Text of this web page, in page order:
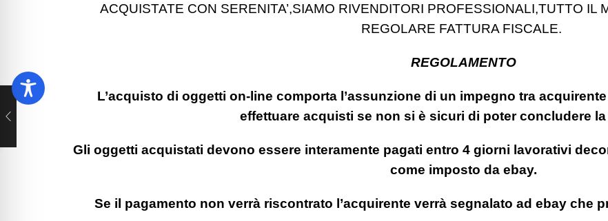
ACQUISTATE CON SERENITA’,SIAMO RIVENDITORI PROFESSIONALI,TUTTO IL
REGOLARE FATTURA FISCALE.
REGOLAMENTO
L’acquisto di oggetti on-line comporta l’assunzione di un impegno tra
effettuare acquisti se non si è sicuri di poter concludere
Gli oggetti acquistati devono essere interamente pagati entro 4 giorni lavorativi
come imposto da ebay.
Se il pagamento non verrà riscontrato l’acquirente verrà segnalato ad ebay che